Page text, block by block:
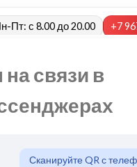
связи в
Сканируйте QR с
Пт: с 8.00 до 20.00 +7